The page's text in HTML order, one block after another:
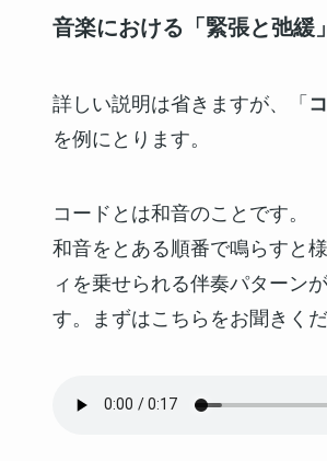
音楽における「緊張と弛緩」
詳しい説明は省きますが、「
を例にとります。
コードとは和音のことです。
和音をとある順番で鳴らすと
ィを乗せられる伴奏パターン
す。まずはこちらをお聞きくだ